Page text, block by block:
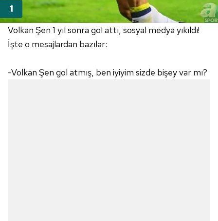
Volkan Şen 1 yıl sonra gol attı, sosyal medya yıkıldı!
İşte o mesajlardan bazılar:
-Volkan Şen gol atmış, ben iyiyim sizde bişey var mı?